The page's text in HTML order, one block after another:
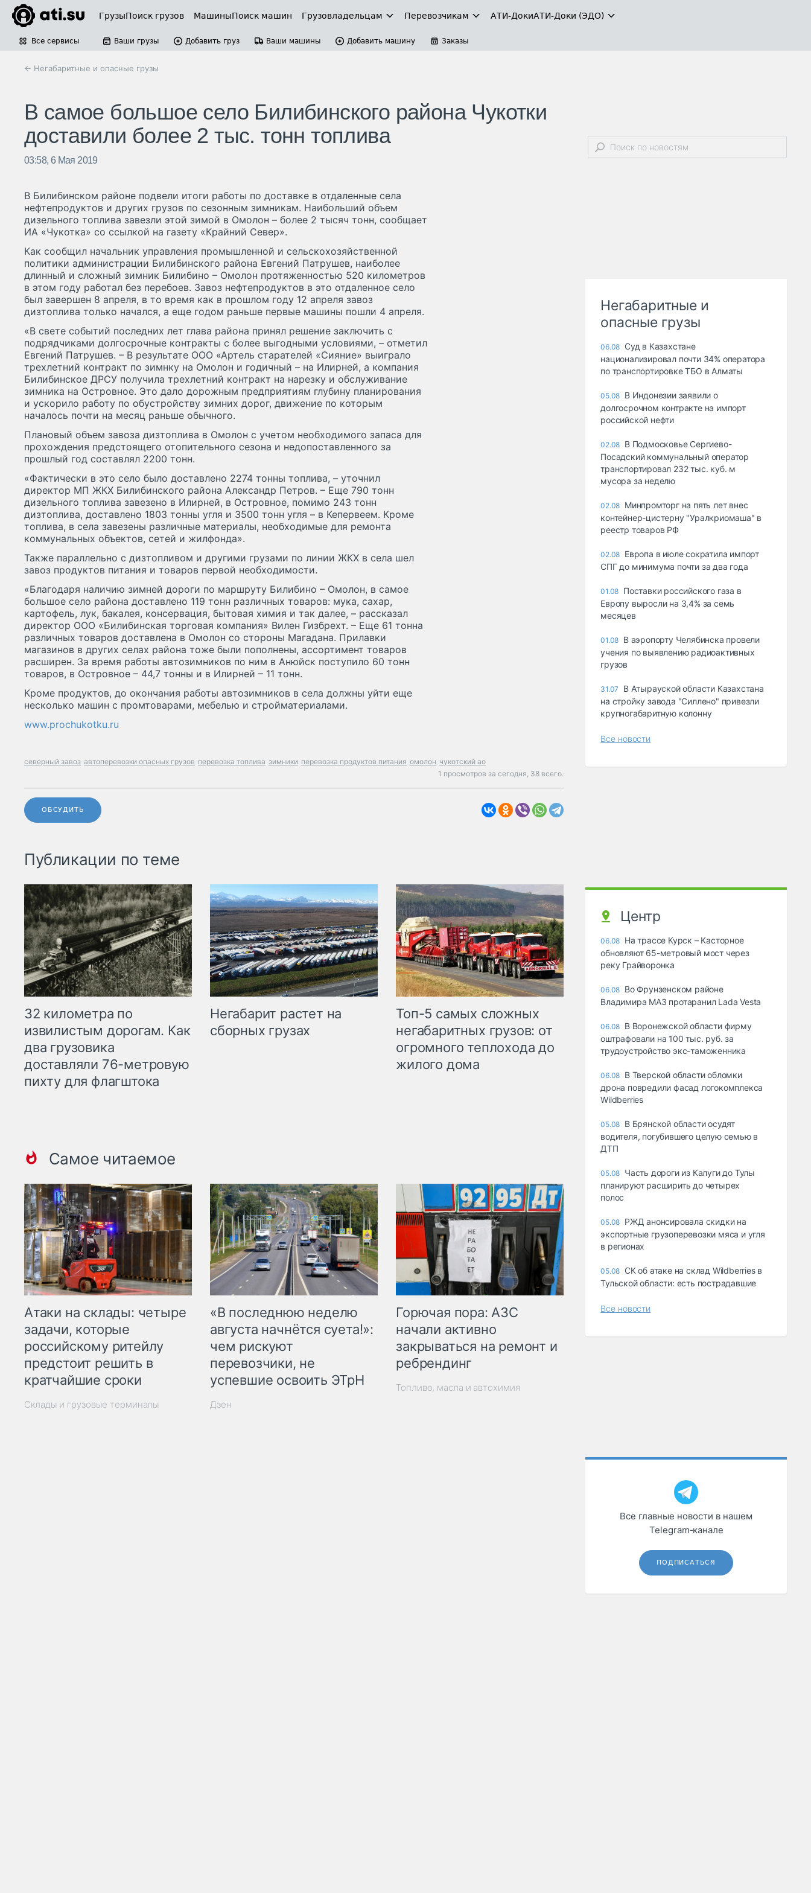
ГрузыПоиск грузов МашиныПоиск машин Грузовладельцам Перевозчикам АТИ-ДокиАТИ-Доки (ЭДО)
Все сервисы Ваши грузы Добавить груз Ваши машины Добавить машину Заказы
← Негабаритные и опасные грузы
В самое большое село Билибинского района Чукотки
доставили более 2 тыс. тонн топлива
03:58, 6 Мая 2019
В Билибинском районе подвели итоги работы по доставке в отдаленные села
нефтепродуктов и других грузов по сезонным зимникам. Наибольший объем
дизельного топлива завезли этой зимой в Омолон – более 2 тысяч тонн, сообщает
ИА «Чукотка» со ссылкой на газету «Крайний Север».
Как сообщил начальник управления промышленной и сельскохозяйственной
политики администрации Билибинского района Евгений Патрушев, наиболее
длинный и сложный зимник Билибино – Омолон протяженностью 520 километров
в этом году работал без перебоев. Завоз нефтепродуктов в это отдаленное село
был завершен 8 апреля, в то время как в прошлом году 12 апреля завоз
дизтоплива только начался, а еще годом раньше первые машины пошли 4 апреля.
«В свете событий последних лет глава района принял решение заключить с
подрядчиками долгосрочные контракты с более выгодными условиями, – отметил
Евгений Патрушев. – В результате ООО «Артель старателей «Сияние» выиграло
трехлетний контракт по зимнку на Омолон и годичный – на Илирней, а компания
Билибинское ДРСУ получила трехлетний контракт на нарезку и обслуживание
зимника на Островное. Это дало дорожным предприятиям глубину планирования
и ускорило работу по обустройству зимних дорог, движение по которым
началось почти на месяц раньше обычного.
Плановый объем завоза дизтоплива в Омолон с учетом необходимого запаса для
прохождения предстоящего отопительного сезона и недопоставленного за
прошлый год составлял 2200 тонн.
«Фактически в это село было доставлено 2274 тонны топлива, – уточнил
директор МП ЖКХ Билибинского района Александр Петров. – Еще 790 тонн
дизельного топлива завезено в Илирней, в Островное, помимо 243 тонн
дизтоплива, доставлено 1803 тонны угля и 3500 тонн угля – в Кепервеем. Кроме
топлива, в села завезены различные материалы, необходимые для ремонта
коммунальных объектов, сетей и жилфонда».
Также параллельно с дизтопливом и другими грузами по линии ЖКХ в села шел
завоз продуктов питания и товаров первой необходимости.
«Благодаря наличию зимней дороги по маршруту Билибино – Омолон, в самое
большое село района доставлено 119 тонн различных товаров: мука, сахар,
картофель, лук, бакалея, консервация, бытовая химия и так далее, – рассказал
директор ООО «Билибинская торговая компания» Вилен Гизбрехт. – Еще 61 тонна
различных товаров доставлена в Омолон со стороны Магадана. Прилавки
магазинов в других селах района тоже были пополнены, ассортимент товаров
расширен. За время работы автозимников по ним в Анюйск поступило 60 тонн
товаров, в Островное – 44,7 тонны и в Илирней – 11 тонн.
Кроме продуктов, до окончания работы автозимников в села должны уйти еще
несколько машин с промтоварами, мебелью и стройматериалами.
www.prochukotku.ru
северный завоз автоперевозки опасных грузов перевозка топлива зимники перевозка продуктов питания омолон чукотский ао
1 просмотров за сегодня, 38 всего.
ОБСУДИТЬ
Публикации по теме
32 километра по
извилистым дорогам. Как
два грузовика
доставляли 76-метровую
пихту для флагштока
Негабарит растет на
сборных грузах
Топ-5 самых сложных
негабаритных грузов: от
огромного теплохода до
жилого дома
Самое читаемое
Атаки на склады: четыре
задачи, которые
российскому ритейлу
предстоит решить в
кратчайшие сроки
Склады и грузовые терминалы
«В последнюю неделю
августа начнётся суета!»:
чем рискуют
перевозчики, не
успевшие освоить ЭТрН
Дзен
Горючая пора: АЗС
начали активно
закрываться на ремонт и
ребрендинг
Топливо, масла и автохимия
Негабаритные и
опасные грузы
06.08 Суд в Казахстане
национализировал почти 34% оператора
по транспортировке ТБО в Алматы
05.08 В Индонезии заявили о
долгосрочном контракте на импорт
российской нефти
02.08 В Подмосковье Сергиево-
Посадский коммунальный оператор
транспортировал 232 тыс. куб. м
мусора за неделю
02.08 Минпромторг на пять лет внес
контейнер-цистерну "Уралкриомаша" в
реестр товаров РФ
02.08 Европа в июле сократила импорт
СПГ до минимума почти за два года
01.08 Поставки российского газа в
Европу выросли на 3,4% за семь
месяцев
01.08 В аэропорту Челябинска провели
учения по выявлению радиоактивных
грузов
31.07
В Атырауской области Казахстана
на стройку завода "Силлено" привезли
крупногабаритную колонну
Все новости
Центр
06.08 На трассе Курск – Касторное
обновляют 65-метровый мост через
реку Грайворонка
06.08 Во Фрунзенском районе
Владимира МАЗ протаранил Lada Vesta
06.08 В Воронежской области фирму
оштрафовали на 100 тыс. руб. за
трудоустройство экс-таможенника
06.08 В Тверской области обломки
дрона повредили фасад логокомплекса
Wildberries
05.08 В Брянской области осудят
водителя, погубившего целую семью в
ДТП
05.08 Часть дороги из Калуги до Тулы
планируют расширить до четырех
полос
05.08 РЖД анонсировала скидки на
экспортные грузоперевозки мяса и угля
в регионах
05.08 СК об атаке на склад Wildberries в
Тульской области: есть пострадавшие
Все новости
Все главные новости в нашем
Telegram‑канале
ПОДПИСАТЬСЯ